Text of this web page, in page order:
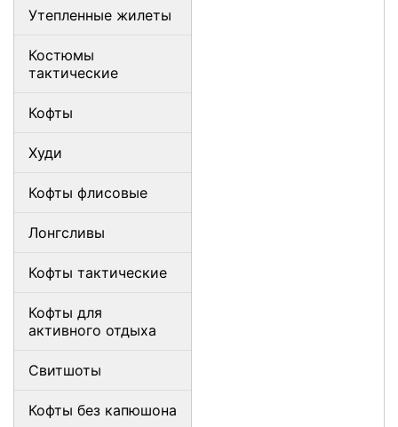
Утепленные жилеты
Костюмы
тактические
Кофты
Худи
Кофты флисовые
Лонгсливы
Кофты тактические
Кофты для
активного отдыха
Свитшоты
Кофты без капюшона